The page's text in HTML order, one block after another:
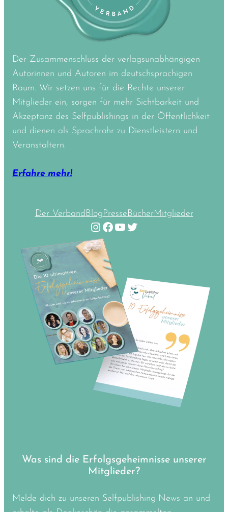
Der Zusammenschluss der verlagsunabhängigen
Autorinnen und Autoren im deutschsprachigen
Raum. Wir setzen uns für die Rechte unserer
Mitglieder ein, sorgen für mehr Sichtbarkeit und
Akzeptanz des Selfpublishings in der Öffentlichkeit
und dienen als Sprachrohr zu Dienstleistern und
Veranstaltern.
Erfahre mehr!
Der VerbandBlogPresseBücherMitglieder
Instagram Facebook YouTube Twitter
Was sind die Erfolgsgeheimnisse unserer
Mitglieder?
Melde dich zu unseren Selfpublishing-News an und